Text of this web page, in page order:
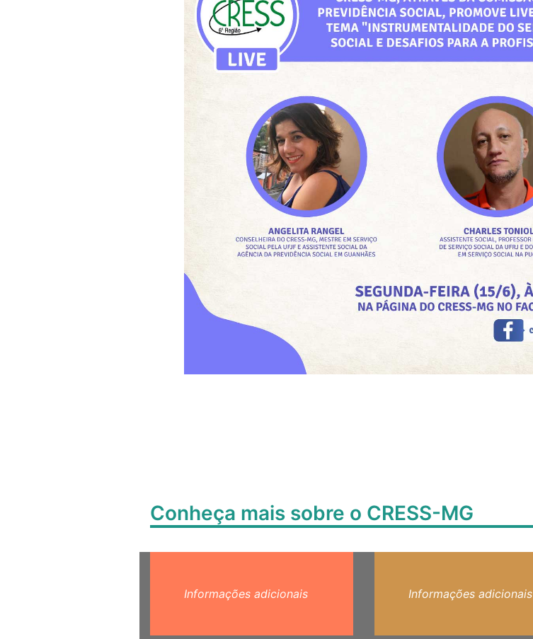
Conheça mais sobre o CRESS-MG
Informações adicionais Informações adicionais